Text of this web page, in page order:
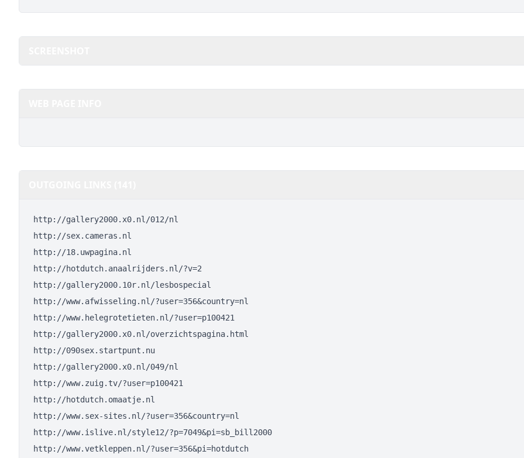
http://gallery2000.x0.nl/012/nl
http://sex.cameras.nl
http://18.uwpagina.nl
http://hotdutch.anaalrijders.nl/?v=2
http://gallery2000.10r.nl/lesbospecial
http://www.afwisseling.nl/?user=356&country=nl
http://www.helegrotetieten.nl/?user=p100421
http://gallery2000.x0.nl/overzichtspagina.html
http://090sex.startpunt.nu
http://gallery2000.x0.nl/049/nl
http://www.zuig.tv/?user=p100421
http://hotdutch.omaatje.nl
http://www.sex-sites.nl/?user=356&country=nl
http://www.islive.nl/style12/?p=7049&pi=sb_bill2000
http://www.vetkleppen.nl/?user=356&pi=hotdutch